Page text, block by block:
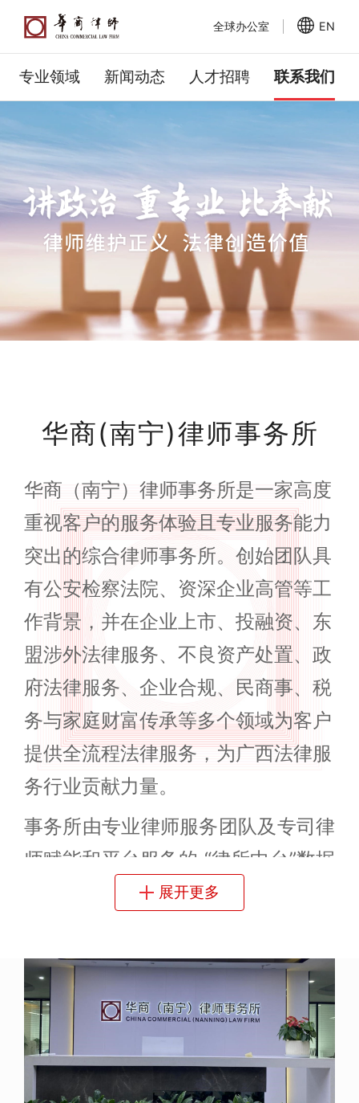
全球办公室 EN
专业领域 新闻动态 人才招聘 联系我们
华商(南宁)律师事务所
华商（南宁）律师事务所是一家高度
重视客户的服务体验且专业服务能力
突出的综合律师事务所。创始团队具
有公安检察法院、资深企业高管等工
作背景，并在企业上市、投融资、东
盟涉外法律服务、不良资产处置、政
府法律服务、企业合规、民商事、税
务与家庭财富传承等多个领域为客户
提供全流程法律服务，为广西法律服
务行业贡献力量。
事务所由专业律师服务团队及专司律
师赋能和平台服务的 “律所中台”数据
团队组成，秉承着“讲政治、重专
商体系丰富的资源，响应国家“一带
一路”倡议，开拓国际市场，构建新
型涉外法律服务、自贸区法律服务、
全产业链法律服务三大体系，致力于
成为面向全国、对标全球的先行律
展开更多